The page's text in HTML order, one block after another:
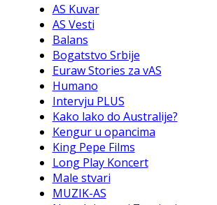
AS Kuvar
AS Vesti
Balans
Bogatstvo Srbije
Euraw Stories za vAS
Humano
Intervju PLUS
Kako lako do Australije?
Kengur u opancima
King Pepe Films
Long Play Koncert
Male stvari
MUZIK-AS